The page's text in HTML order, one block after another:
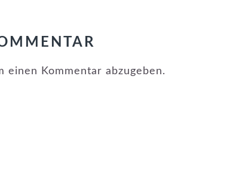
einen Kommentar abzugeben.